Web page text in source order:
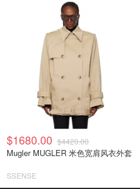
$1680.00 $4420.00
Mugler MUGLER 米色宽肩风衣外套
SSENSE